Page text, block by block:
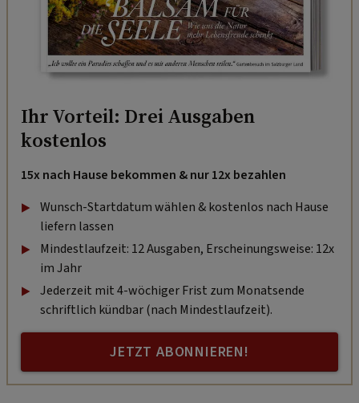
Ihr Vorteil: Drei Ausgaben
kostenlos
15x nach Hause bekommen & nur 12x bezahlen
Wunsch-Startdatum wählen & kostenlos nach Hause
liefern lassen
Mindestlaufzeit: 12 Ausgaben, Erscheinungsweise: 12x
im Jahr
Jederzeit mit 4-wöchiger Frist zum Monatsende
schriftlich kündbar (nach Mindestlaufzeit).
JETZT ABONNIEREN!